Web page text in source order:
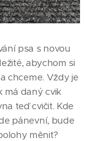
psa s novou
abychom si
chceme. Vždy je
má daný cvik
teď cvičit. Kde
pánevní, bude
měnit?